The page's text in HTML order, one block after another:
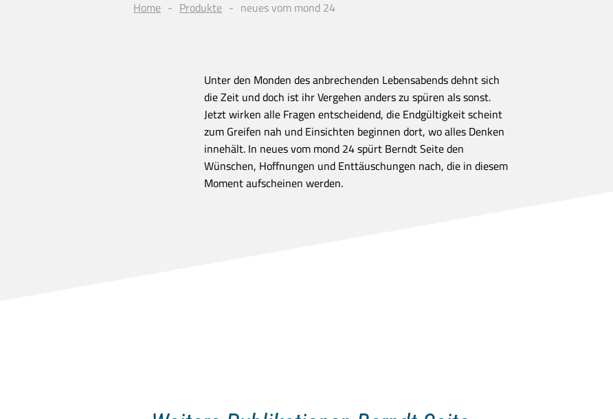
Home Produkte neues vom mond 24
Unter den Monden des anbrechenden Lebensabends dehnt sich
die Zeit und doch ist ihr Vergehen anders zu spüren als sonst.
Jetzt wirken alle Fragen entscheidend, die Endgültigkeit scheint
zum Greifen nah und Einsichten beginnen dort, wo alles Denken
innehält. In neues vom mond 24 spürt Berndt Seite den
Wünschen, Hoffnungen und Enttäuschungen nach, die in diesem
Moment aufscheinen werden.